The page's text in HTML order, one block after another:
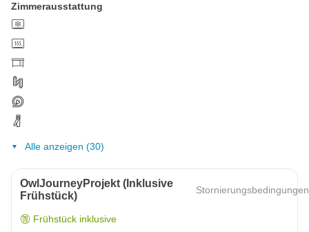
Zimmerausstattung
Alle anzeigen (30)
OwlJourneyProjekt (inklusive
Frühstück)
Stornierungsbedingungen
Frühstück inklusive